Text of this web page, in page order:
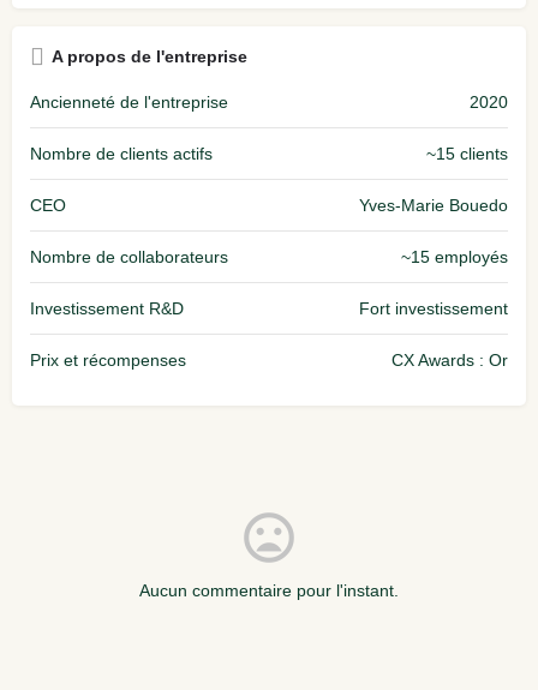
A propos de l'entreprise
Ancienneté de l'entreprise 2020
Nombre de clients actifs ~15 clients
CEO Yves‑Marie Bouedo
Nombre de collaborateurs ~15 employés
Investissement R&D Fort investissement
Prix et récompenses CX Awards : Or
Aucun commentaire pour l'instant.